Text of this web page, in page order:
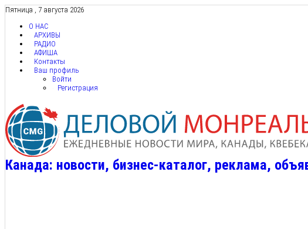
Пятница , 7 августа 2026
О НАС
АРХИВЫ
РАДИО
АФИША
Контакты
Ваш профиль
Войти
Регистрация
Канада: новости, бизнес-каталог, реклама,